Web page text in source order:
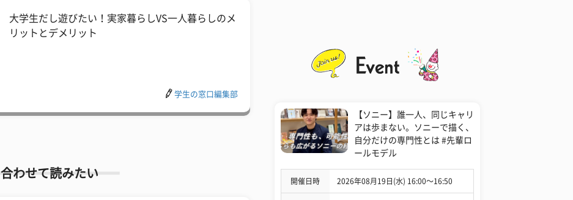
大学生だし遊びたい！実家暮らしVS一人暮らしのメ
リットとデメリット
学生の窓口編集部
合わせて読みたい
【ソニー】誰一人、同じキャリ
アは歩まない。ソニーで描く、
自分だけの専門性とは #先輩ロ
ールモデル
開催日時 2026年08月19日(水) 16:00〜16:50